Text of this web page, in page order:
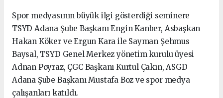
Spor medyasının büyük ilgi gösterdiği seminere
TSYD Adana Şube Başkanı Engin Kanber, Asbaşkan
Hakan Köker ve Ergun Kara ile Sayman Şehmus
Baysal, TSYD Genel Merkez yönetim kurulu üyesi
Adnan Poyraz, ÇGC Başkanı Kurtul Çakın, ASGD
Adana Şube Başkanı Mustafa Boz ve spor medya
çalışanları katıldı.